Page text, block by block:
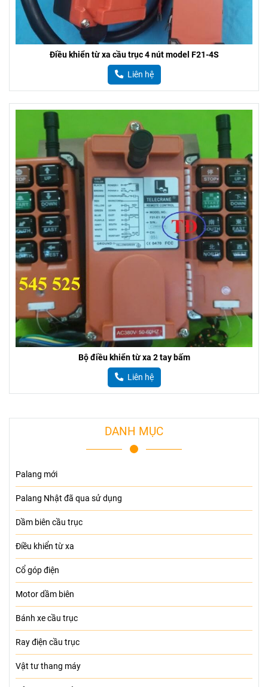
Điều khiển từ xa cầu trục 4 nút model F21-4S
Liên hệ
Bộ điều khiển từ xa 2 tay bấm
Liên hệ
DANH MỤC
Palang mới
Palang Nhật đã qua sử dụng
Dầm biên cầu trục
Điều khiển từ xa
Cổ góp điện
Motor dầm biên
Bánh xe cầu trục
Ray điện cầu trục
Vật tư thang máy